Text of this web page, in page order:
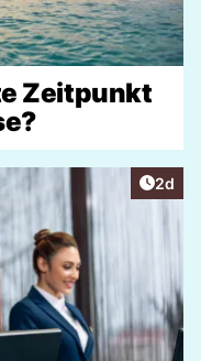
Zeitpunkt
2d